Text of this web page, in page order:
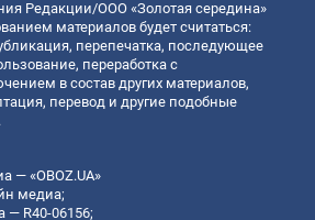
Редакции/ООО «Золотая середина»
материалов будет считаться:
перепечатка, последующее
переработка с
в состав других материалов,
перевод и другие подобные
— «OBOZ.UA»
медиа;
— R40-06156;